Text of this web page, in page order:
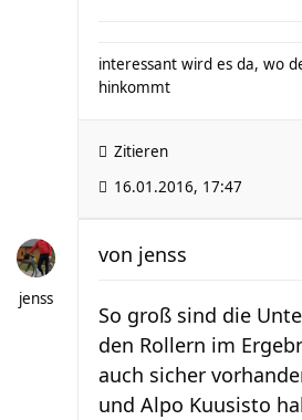
interessant wird es da, wo
hinkommt
Zitieren
16.01.2016, 17:47
jenss
von jenss
So groß sind die
den Rollern im
auch sicher
und Alpo Kuusisto